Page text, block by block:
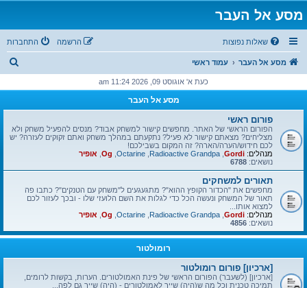
מסע אל העבר
שאלות נפוצות התחברות הרשמה
מסע אל העבר עמוד ראשי
ו
כעת א' אוגוסט 09, 2026 11:24 am
מסע אל העבר
פורום ראשי
הפורום הראשי של האתר. מחפשים קישור למשחק אבוד? מנסים להפעיל משחק ולא
מצליחים? מצאתם קישור לא פעיל? נתקעתם במהלך משחק ואתם זקוקים לעזרה? יש
לכם חידוש/הערה/הארה? זה המקום בשבילכם!
מנהלים: Gordi
Radioactive Grandpa
Octarine
Og אופיר
נושאים: 6788
תאורים למשחקים
מחפשים את "הכדור הקופץ ההוא"? מתגעגעים ל"משחק עם הטנקים"? כתבו פה
תאור של המשחק ונעשה הכל כדי לגלות את השם הלועזי שלו - ובכך לעזור לכם
למצוא אותו...
מנהלים: Gordi
Radioactive Grandpa
Octarine
Og אופיר
נושאים: 4856
רומולטור
[ארכיון] פורום רומולטור
[ארכיון] (לשעבר) הפורום הראשי של פינת האמולטורים. הערות, בקשות לרומים,
תמיכה טכנית וכל מה ש(היה) שייך לאמולטורים - (היה) שייך גם לפה...